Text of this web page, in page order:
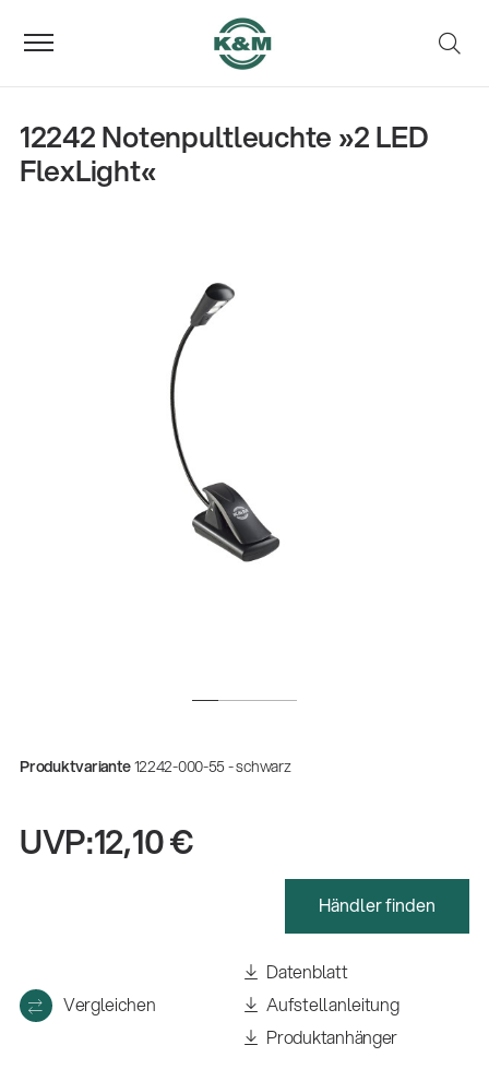
Fachkraft für Metalltechnik Ausbildung
Ausbildung | freie Ausbildungsstellen
12242 Notenpultleuchte »2 LED
FlexLight«
Produktvariante12242-000-55 - schwarz
UVP:12,10 €
Händler finden
Vergleichen
Datenblatt
Aufstellanleitung
Produktanhänger